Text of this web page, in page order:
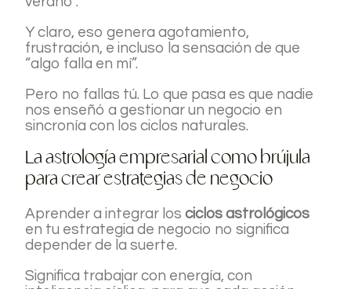
Y claro, eso genera agotamiento,
frustración, e incluso la sensación de que
“algo falla en mí”.
Pero no fallas tú. Lo que pasa es que nadie
nos enseñó a gestionar un negocio en
sincronía con los ciclos naturales.
La astrología empresarial como brújula
para crear estrategias de negocio
Aprender a integrar losciclos astrológicos
en tu estrategia de negocio no significa
depender de la suerte.
Significa trabajar con energía, con